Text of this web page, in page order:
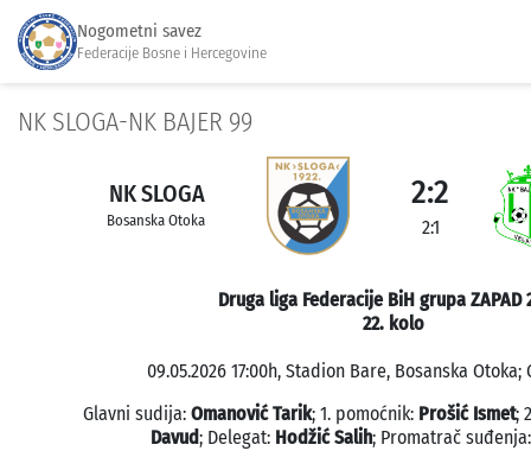
Nogometni savez
Federacije Bosne i Hercegovine
NK SLOGA-NK BAJER 99
NK SLOGA
Bosanska Otoka
2:2
2:1
Druga liga Federacije BiH grupa ZAPAD
22. kolo
09.05.2026 17:00h, Stadion Bare, Bosanska Otoka;
Glavni sudija: Omanović Tarik; 1. pomoćnik: Prošić Ismet;
Davud; Delegat: Hodžić Salih; Promatrač